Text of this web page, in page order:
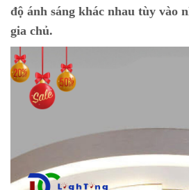
độ ánh sáng khác nhau tùy vào
gia chủ.